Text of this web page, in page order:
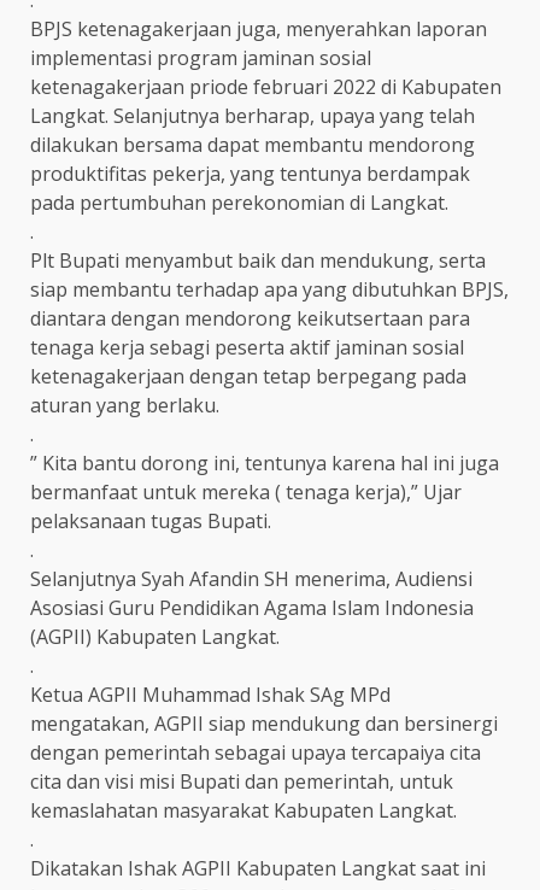
BPJS ketenagakerjaan juga, menyerahkan laporan
implementasi program jaminan sosial
ketenagakerjaan priode februari 2022 di Kabupaten
Langkat. Selanjutnya berharap, upaya yang telah
dilakukan bersama dapat membantu mendorong
produktifitas pekerja, yang tentunya berdampak
pada pertumbuhan perekonomian di Langkat.
.
Plt Bupati menyambut baik dan mendukung, serta
siap membantu terhadap apa yang dibutuhkan BPJS,
diantara dengan mendorong keikutsertaan para
tenaga kerja sebagi peserta aktif jaminan sosial
ketenagakerjaan dengan tetap berpegang pada
aturan yang berlaku.
.
” Kita bantu dorong ini, tentunya karena hal ini juga
bermanfaat untuk mereka ( tenaga kerja),” Ujar
pelaksanaan tugas Bupati.
.
Selanjutnya Syah Afandin SH menerima, Audiensi
Asosiasi Guru Pendidikan Agama Islam Indonesia
(AGPII) Kabupaten Langkat.
.
Ketua AGPII Muhammad Ishak SAg MPd
mengatakan, AGPII siap mendukung dan bersinergi
dengan pemerintah sebagai upaya tercapaiya cita
cita dan visi misi Bupati dan pemerintah, untuk
kemaslahatan masyarakat Kabupaten Langkat.
.
Dikatakan Ishak AGPII Kabupaten Langkat saat ini